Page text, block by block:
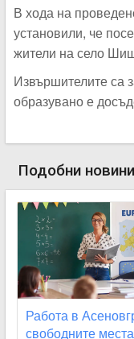
В хода на
установили, че
жители на село
Извършителите са
образувано е
Подобни новини
Работа в
свободните